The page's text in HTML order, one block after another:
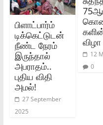
பிளாட்பார்ம்
டிக்கெட்டுடன்
நீண்ட நேரம்
இருந்தால்
அபராதம்..
புதிய விதி
அமல்!
27 September
2025
விழா
12
0